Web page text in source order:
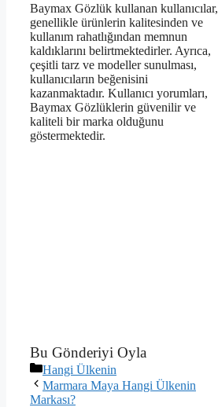
Baymax Gözlük kullanan kullanıcılar,
genellikle ürünlerin kalitesinden ve
kullanım rahatlığından memnun
kaldıklarını belirtmektedirler. Ayrıca,
çeşitli tarz ve modeller sunulması,
kullanıcıların beğenisini
kazanmaktadır. Kullanıcı yorumları,
Baymax Gözlüklerin güvenilir ve
kaliteli bir marka olduğunu
göstermektedir.
Bu Gönderiyi Oyla
Kategoriler
Hangi Ülkenin
Marmara Maya Hangi Ülkenin
Markası?